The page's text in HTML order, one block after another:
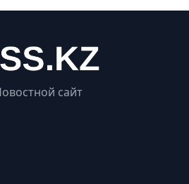
сайт